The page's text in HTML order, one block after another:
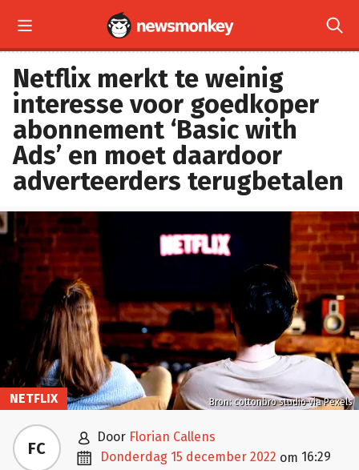
 
Netflix merkt te weinig
interesse voor goedkoper
abonnement ‘Basic with
Ads’ en moet daardoor
adverteerders terugbetalen
Bron: cottonbro studio via Pexels
NETFLIX
FC  door Florian Callens
 donderdag 15 december 2022 om 16:29